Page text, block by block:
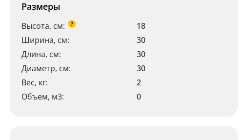
Размеры
Высота, см: ?
18
Ширина, см:
30
Длина, см:
30
Диаметр, см:
30
Вес, кг:
2
Объем, м3:
0